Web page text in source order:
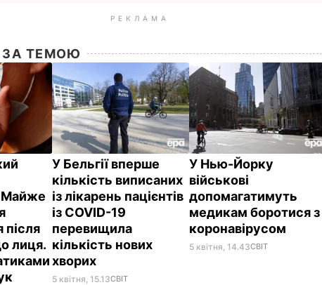
РЕКЛАМА
ЗА ТЕМОЮ
Майже
після
лиця.
У Бельгії вперше
кількість виписаних
із лікарень пацієнтів
із COVID-19
перевищила
кількість нових
хворих
5 квітня, 15.13СВІТ
У Нью-Йорку
військові
допомагатимуть
медикам боротися з
коронавірусом
5 квітня, 14.43СВІТ